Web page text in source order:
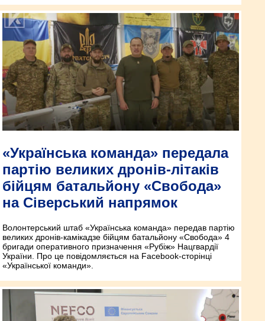
«Українська команда» передала
партію великих дронів-літаків
бійцям батальйону «Свобода»
на Сіверський напрямок
Волонтерський штаб «Українська команда» передав партію
великих дронів-камікадзе бійцям батальйону «Свобода» 4
бригади оперативного призначення «Рубіж» Нацгвардії
України. Про це повідомляється на Facebook-сторінці
«Української команди».